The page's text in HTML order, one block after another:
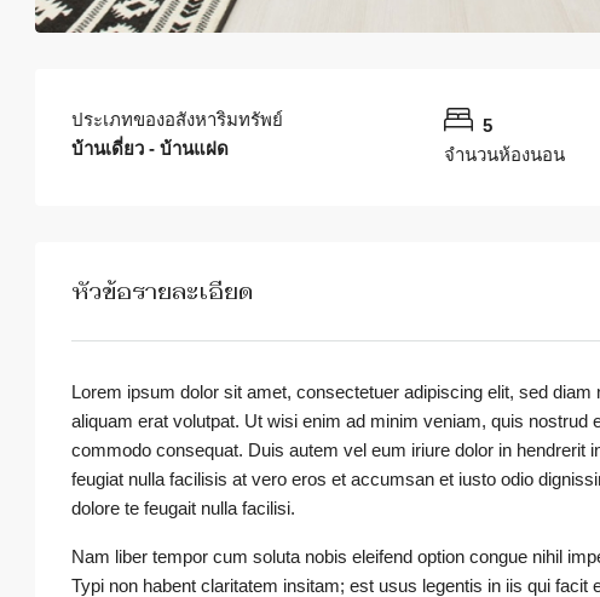
ประเภทของอสังหาริมทรัพย์
บ้านเดี่ยว - บ้านแฝด
5
จำนวนห้องนอน
หัวข้อรายละเอียด
Lorem ipsum dolor sit amet, consectetuer adipiscing elit, sed
aliquam erat volutpat. Ut wisi enim ad minim veniam, quis
commodo consequat. Duis autem vel eum iriure dolor in hendrerit
feugiat nulla facilisis at vero eros et accumsan et iusto odio
dolore te feugait nulla facilisi.
Nam liber tempor cum soluta nobis eleifend option congue nihil
Typi non habent claritatem insitam; est usus legentis in iis qui